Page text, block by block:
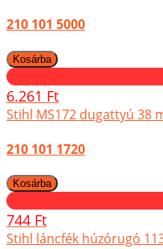
210 101 5000
6.261 Ft
Stihl MS172 dugattyú 38
210 101 1720
744 Ft
Stihl láncfék húzórugó